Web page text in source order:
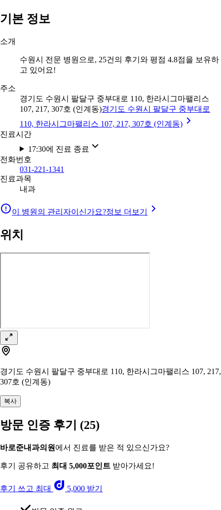
기본 정보
소개
수원시 전문 병원으로, 25건의 후기와 평점 4.8점을 보유하
고 있어요!
주소
경기도 수원시 팔달구 중부대로 110, 한라시그마팰리스
107, 217, 307호 (인계동)경기도 수원시 팔달구 중부대로
110, 한라시그마팰리스 107, 217, 307호 (인계동)
진료시간
17:30에 진료 종료
전화번호
031-221-1341
진료과목
내과
이 병원의 관리자이신가요?정보 더보기
위치
경기도 수원시 팔달구 중부대로 110, 한라시그마팰리스 107, 217,
307호 (인계동)
복사
방문 인증 후기 (25)
바로준내과의원 에서 진료를 받은 적 있으신가요?
후기 공유하고 최대 5,000포인트 받아가세요!
후기 쓰고 최대 5,000 받기